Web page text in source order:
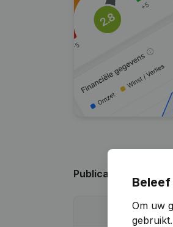
Publicaties
Om uw
gebruikt.